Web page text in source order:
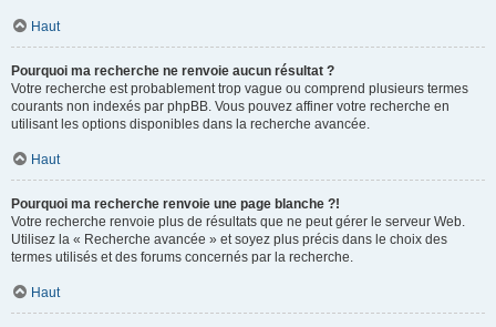
Haut
Pourquoi ma recherche ne renvoie aucun résultat ?
Votre recherche est probablement trop vague ou comprend plusieurs termes
courants non indexés par phpBB. Vous pouvez affiner votre recherche en
utilisant les options disponibles dans la recherche avancée.
Haut
Pourquoi ma recherche renvoie une page blanche ?!
Votre recherche renvoie plus de résultats que ne peut gérer le serveur Web.
Utilisez la « Recherche avancée » et soyez plus précis dans le choix des
termes utilisés et des forums concernés par la recherche.
Haut